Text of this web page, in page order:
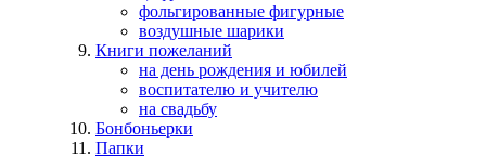
фольгированные фигурные
воздушные шарики
Книги пожеланий
на день рождения и юбилей
воспитателю и учителю
на свадьбу
Бонбоньерки
Папки